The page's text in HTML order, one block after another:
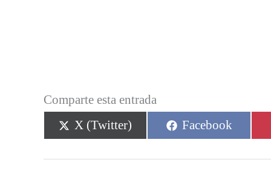
Comparte esta entrada
Compartir
en
X (Twitter)
Compartir
en
Facebook